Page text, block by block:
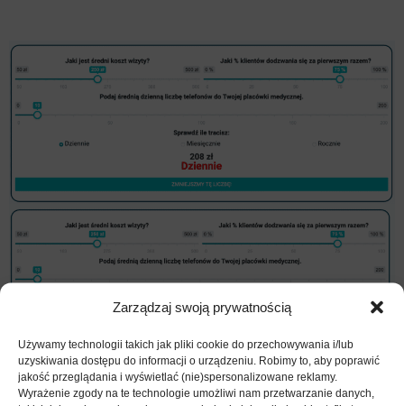
Zarządzaj swoją prywatnością
Używamy technologii takich jak pliki cookie do przechowywania i/lub
uzyskiwania dostępu do informacji o urządzeniu. Robimy to, aby poprawić
jakość przeglądania i wyświetlać (nie)spersonalizowane reklamy.
Wyrażenie zgody na te technologie umożliwi nam przetwarzanie danych,